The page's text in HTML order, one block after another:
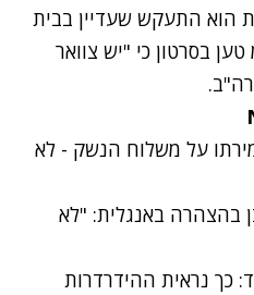
הוא התעקש שעדיין בבית
בסרטון כי "יש צוואר
על משלוח הנשק - לא
בהצהרה באנגלית: "לא
כך נראית ההידרדרות